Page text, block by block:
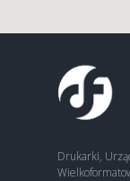
Drukarki,